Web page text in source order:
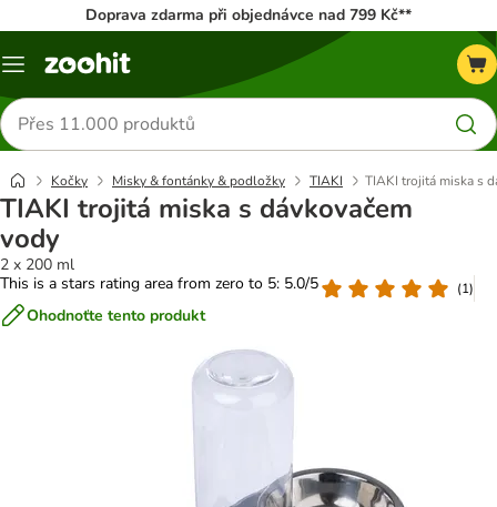
Doprava zdarma při objednávce nad 799 Kč**
Menu
Hledat
produkty
Kočky Misky & fontánky & podložky TIAKI TIAKI trojitá miska s
TIAKI trojitá miska s dávkovačem
vody
2 x 200 ml
This is a stars rating area from zero to 5: 5.0/5
(1)
Ohodnoťte tento produkt